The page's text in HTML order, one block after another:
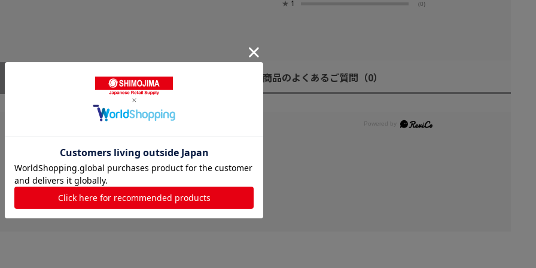
★ 1 (0)
商品のよくあるご質問 （0）
レビューはありません。